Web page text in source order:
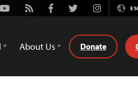
Youtube
Rss FacebookTwitterInstagram
About Us Donate